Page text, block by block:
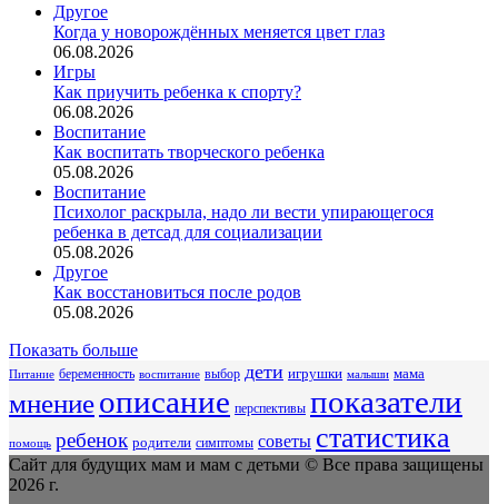
Другое
Когда у новорождённых меняется цвет глаз
06.08.2026
Игры
Как приучить ребенка к спорту?
06.08.2026
Воспитание
Как воспитать творческого ребенка
05.08.2026
Воспитание
Психолог раскрыла, надо ли вести упирающегося
ребенка в детсад для социализации
05.08.2026
Другое
Как восстановиться после родов
05.08.2026
Показать больше
Питание беременность воспитание выбор дети игрушки малыши мама
мнениеописание перспективы показатели
помощь ребенок родители симптомы советы статистика
Сайт для будущих мам и мам с детьми © Все права защищены
2026 г.